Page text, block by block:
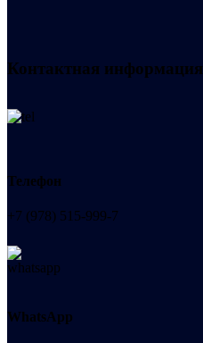
Контактная информация
Телефон
+7 (978) 515-999-7
WhatsApp